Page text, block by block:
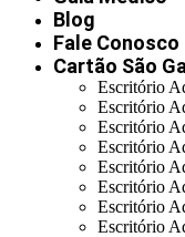
Blog
Fale Conosco
Cartão São
Escritório
Escritório
Escritório
Escritório
Escritório
Escritório
Escritório
Escritório